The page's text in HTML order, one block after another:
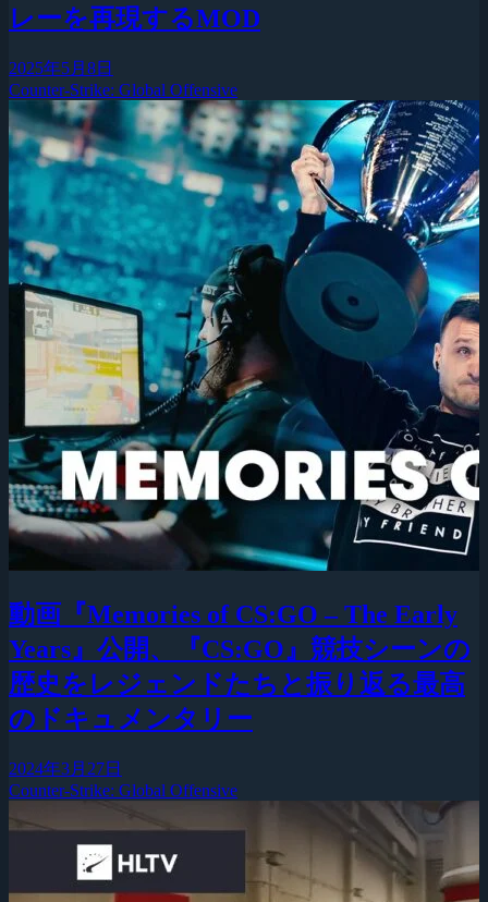
レーを再現するMOD
2025年5月8日
Counter-Strike: Global Offensive
動画『Memories of CS:GO – The Early
Years』公開、『CS:GO』競技シーンの
歴史をレジェンドたちと振り返る最高
のドキュメンタリー
2024年3月27日
Counter-Strike: Global Offensive